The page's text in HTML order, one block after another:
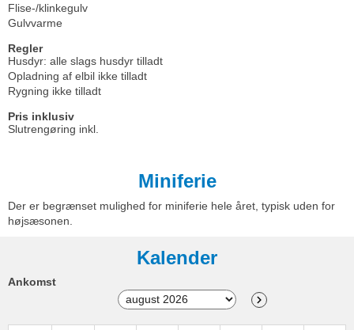
Flise-/klinkegulv
Gulvvarme
Regler
Husdyr: alle slags husdyr tilladt
Opladning af elbil ikke tilladt
Rygning ikke tilladt
Pris inklusiv
Slutrengøring inkl.
Miniferie
Der er begrænset mulighed for miniferie hele året, typisk uden for
højsæsonen.
Kalender
Ankomst